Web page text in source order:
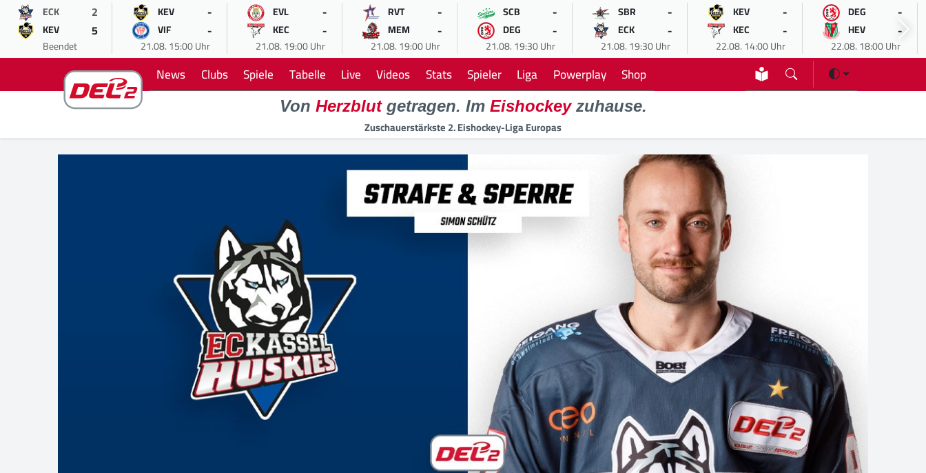
ECK 2
KEV 5
Beendet
KEV -
VIF -
21.08. 15:00 Uhr
EVL -
KEC -
21.08. 19:00 Uhr
RVT -
MEM -
21.08. 19:00 Uhr
SCB -
DEG -
21.08. 19:30 Uhr
SBR -
ECK -
21.08. 19:30 Uhr
KEV -
KEC -
22.08. 14:00 Uhr
DEG -
HEV -
22.08. 18:00 Uhr
News Clubs Spiele Tabelle Live Videos Stats Spieler Liga Powerplay Shop
Von Herzblutgetragen. Im Eishockeyzuhause.
Zuschauerstärkste 2. Eishockey-Liga Europas